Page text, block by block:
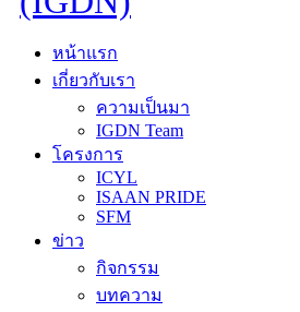
หน้าแรก
เกี่ยวกับเรา
ความเป็นมา
IGDN Team
โครงการ
ICYL
ISAAN PRIDE
SFM
ข่าว
กิจกรรม
บทความ